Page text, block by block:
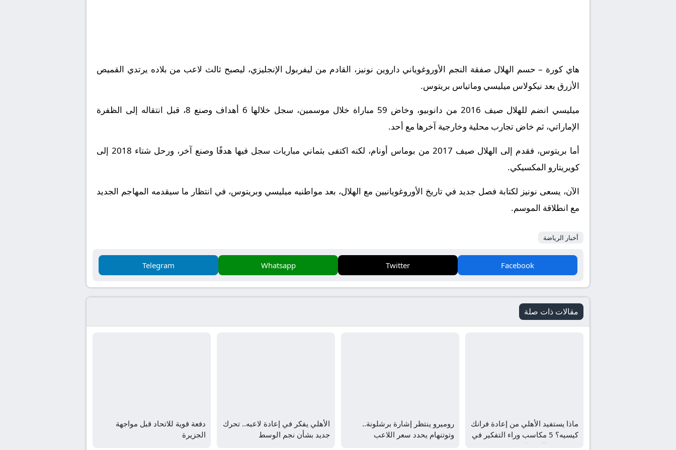
هاي كورة – حسم الهلال صفقة النجم الأوروغوياني داروين نونيز، القادم من ليفربول الإنجليزي، ليصبح ثالث لاعب من بلاده يرتدي القميص
الأزرق بعد نيكولاس ميليسي وماتياس بريتوس.
ميليسي انضم للهلال صيف 2016 من دانوبيو، وخاض 59 مباراة خلال موسمين، سجل خلالها 6 أهداف وصنع 8، قبل انتقاله إلى الظفرة
الإماراتي، ثم خاض تجارب محلية وخارجية آخرها مع أحد.
أما بريتوس، فقدم إلى الهلال صيف 2017 من بوماس أونام، لكنه اكتفى بثماني مباريات سجل فيها هدفًا وصنع آخر، ورحل شتاء 2018 إلى
كويريتارو المكسيكي.
الآن، يسعى نونيز لكتابة فصل جديد في تاريخ الأوروغويانيين مع الهلال، بعد مواطنيه ميليسي وبريتوس، في انتظار ما سيقدمه المهاجم الجديد
مع انطلاقة الموسم.
أخبار الرياضة
Facebook
Twitter
Whatsapp
Telegram
مقالات ذات صلة
ماذا يستفيد الأهلي من إعادة فرانك
كيسيه؟ 5 مكاسب وراء التفكير في
عودة نجم الوسط
روميرو ينتظر إشارة برشلونة..
وتوتنهام يحدد سعر اللاعب
الأهلي يفكر في إعادة لاعبه.. تحرك
جديد بشأن نجم الوسط
دفعة قوية للاتحاد قبل مواجهة
الجزيرة